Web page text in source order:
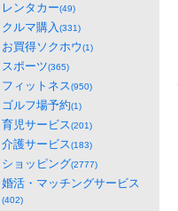
レンタカー(49)
クルマ購入(331)
お買得ソクホウ(1)
スポーツ(365)
フィットネス(950)
ゴルフ場予約(1)
育児サービス(201)
介護サービス(183)
ショッピング(2777)
婚活・マッチングサービス
(402)